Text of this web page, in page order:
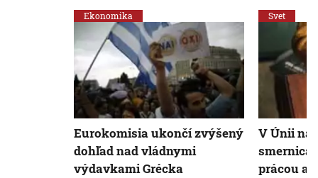
Ekonomika
Eurokomisia ukončí zvýšený
dohľad nad vládnymi
výdavkami Grécka
Svet
V Únii
smernica
prácou a